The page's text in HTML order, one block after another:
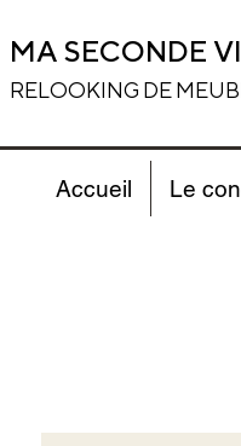
RELOOKING DE
MA SECONDE
Accueil Le